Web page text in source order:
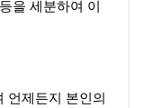
을 세분하여 이
언제든지 본인의